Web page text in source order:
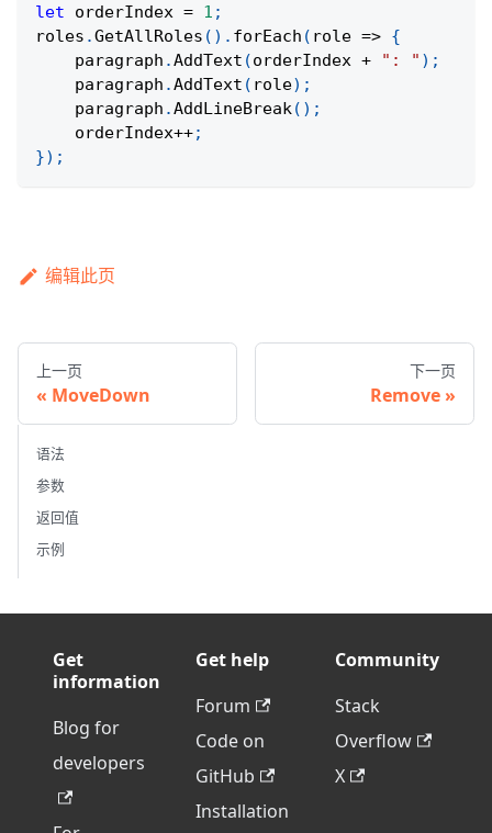
let orderIndex = 1 ;
roles .GetAllRoles ( ) . forEach ( role => {
    paragraph
.AddText (orderIndex + ": " ) ;
    paragraph
.AddText ( role) ;
    paragraph
.AddLineBreak( ) ;
    orderIndex
++;
}) ;
编辑此页
上一页
MoveDown
下一页
Remove
语法
参数
返回值
示例
Get
information
Blog for
developers
Get help
Forum
Code on
GitHub
Installation
Community
Stack
Overflow
X